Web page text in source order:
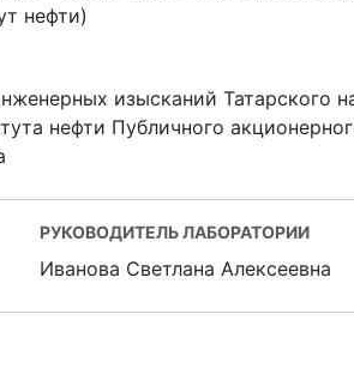
нефти)
изысканий Татарского
нефти Публичного
РУКОВОДИТЕЛЬ ЛАБОРАТОРИИ
Иванова Светлана Алексеевна